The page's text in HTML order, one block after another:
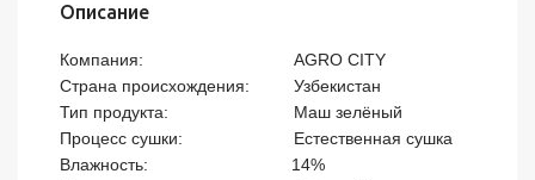
Описание
Компания:	                         AGRO CITY
Страна происхождения:	 Узбекистан
Тип продукта:	                         Маш зелёный
Процесс сушки:                  	 Естественная сушка
Влажность:                              14%